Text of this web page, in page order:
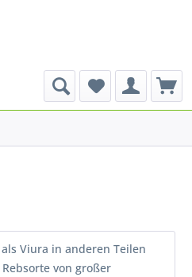
Viura in anderen Teilen
von großer